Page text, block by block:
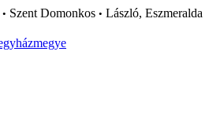
• Szent Domonkos • László, Eszmeralda